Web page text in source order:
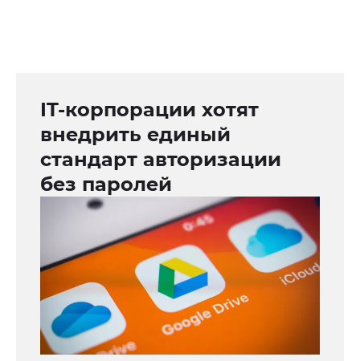
IT-корпорации хотят
внедрить единый
стандарт авторизации
без паролей